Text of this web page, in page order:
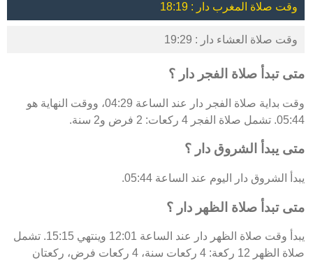
وقت صلاة المغرب دار : 18:19
وقت صلاة العشاء دار : 19:29
متى تبدأ صلاة الفجر دار ؟
وقت بداية صلاة الفجر دار عند الساعة 04:29، ووقت النهاية هو
05:44. تشمل صلاة الفجر 4 ركعات: 2 فرض و2 سنة.
متى يبدأ الشروق دار ؟
يبدأ الشروق دار اليوم عند الساعة 05:44.
متى تبدأ صلاة الظهر دار ؟
يبدأ وقت صلاة الظهر دار عند الساعة 12:01 وينتهي 15:15. تشمل
صلاة الظهر 12 ركعة: 4 ركعات سنة، 4 ركعات فرض، ركعتان